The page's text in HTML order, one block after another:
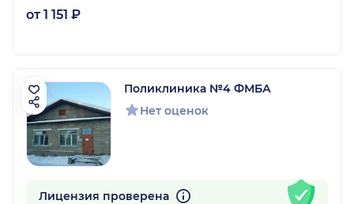
от 1 151 ₽
Поликлиника №4 ФМБА
Нет оценок
Лицензия проверена